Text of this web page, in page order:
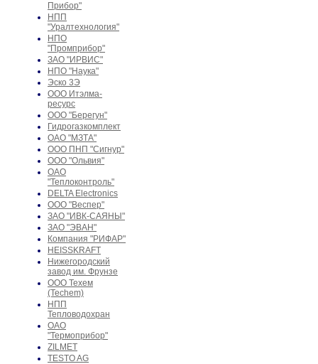
Прибор"
НПП
"Уралтехнология"
НПО
"Промприбор"
ЗАО "ИРВИС"
НПО "Наука"
Эско 3Э
ООО Итэлма-
ресурс
ООО "Берегун"
Гидрогазкомплект
ОАО "МЗТА"
ООО ПНП "Сигнур"
ООО "Ольвия"
ОАО
"Теплоконтроль"
DELTA Electronics
ООО "Веспер"
ЗАО "ИВК-САЯНЫ"
ЗАО "ЭВАН"
Компания "РИФАР"
HEISSKRAFT
Нижегородский
завод им. Фрунзе
ООО Техем
(Techem)
НПП
Тепловодохран
ОАО
"Термоприбор"
ZILMET
TESTO AG